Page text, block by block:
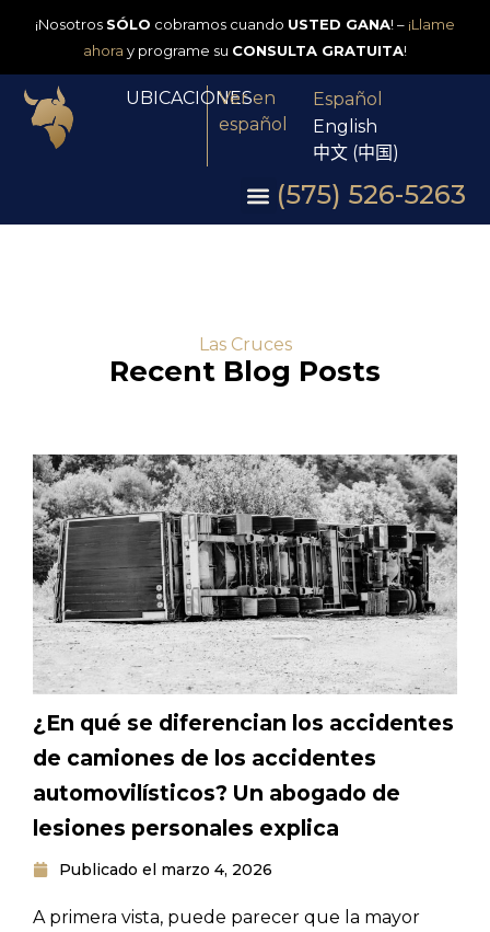
¡Nosotros SÓLO cobramos cuando USTED GANA! – ¡Llame
ahora y programe su CONSULTA GRATUITA!
UBICACIONES
Ver en
español
Español
English
中文 (中国)
(575) 526-5263
Las Cruces
Recent Blog Posts
¿En qué se diferencian los accidentes
de camiones de los accidentes
automovilísticos? Un abogado de
lesiones personales explica
Publicado el marzo 4, 2026
A primera vista, puede parecer que la mayor